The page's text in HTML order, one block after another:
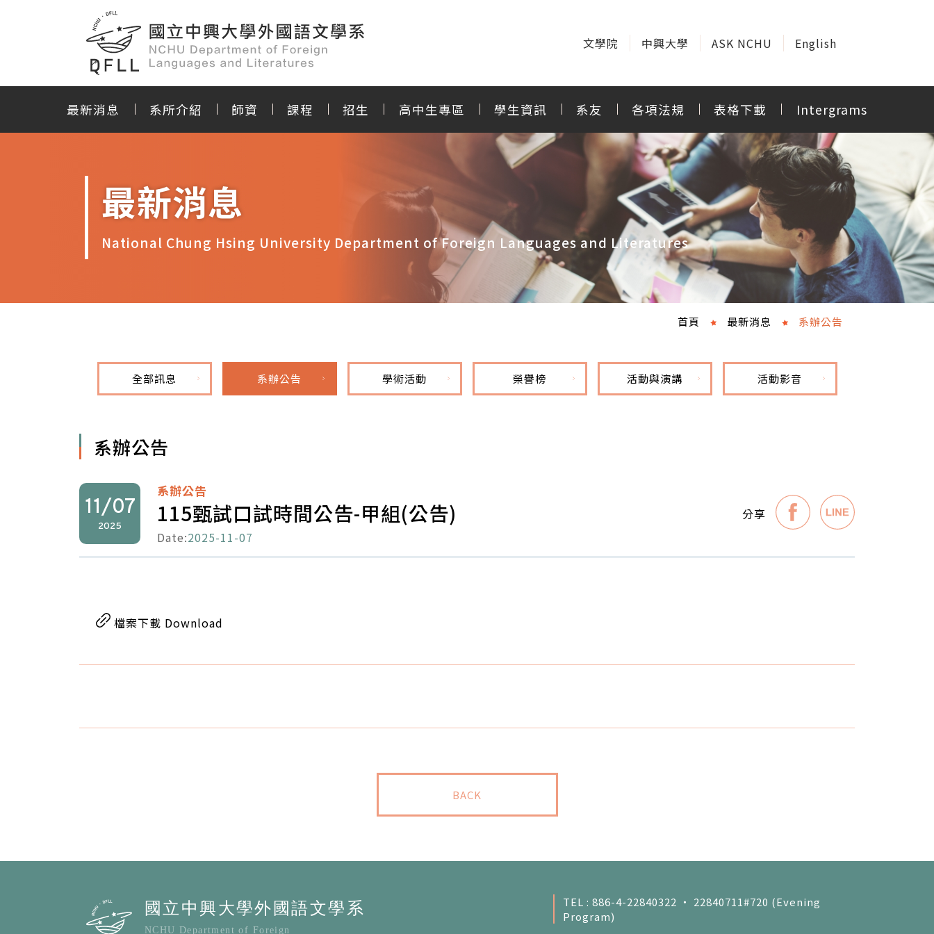
文學院 中興大學 ASK NCHU English
最新消息 系所介紹 師資 課程 招生 高中生專區 學生資訊 系友 各項法規 表格下載 Intergrams
最新消息
National Chung Hsing University Department of Foreign Languages and Literatures
首頁 最新消息 系辦公告
全部訊息 系辦公告 學術活動 榮譽榜 活動與演講 活動影音
系辦公告
11/07
2025
系辦公告
115甄試口試時間公告-甲組(公告)
Date:2025-11-07
分享
檔案下載 Download
BACK
TEL : 886-4-22840322 ‧ 22840711#720 (Evening
Program)